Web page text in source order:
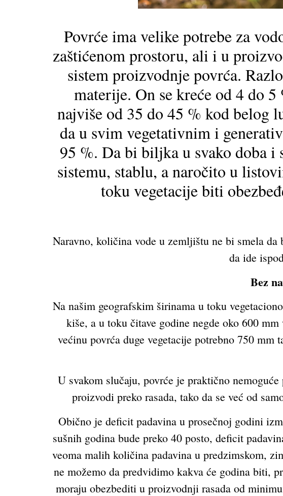
Povrće ima velike potrebe za
zaštićenom prostoru, ali i u
sistem proizvodnje povrća.
materije. On se kreće od 4 do
najviše od 35 do 45 % kod belog
da u svim vegetativnim i
95 %. Da bi biljka u svako doba i
sistemu, stablu, a naročito u
toku vegetacije biti
Naravno, količina vode u zemljištu ne bi smela da
da ide
Bez
Na našim geografskim širinama u toku
kiše, a u toku čitave godine negde oko 600
većinu povrća duge vegetacije potrebno 750
U svakom slučaju, povrće je praktično
proizvodi preko rasada, tako da se već od
Obično je deficit padavina u prosečnoj godini
sušnih godina bude preko 40 posto, deficit
veoma malih količina padavina u predzimskom,
ne možemo da predvidimo kakva će godina biti,
moraju obezbediti u proizvodnji rasada od